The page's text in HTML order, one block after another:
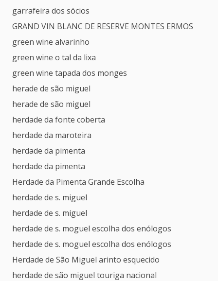
garrafeira dos sócios
GRAND VIN BLANC DE RESERVE MONTES ERMOS
green wine alvarinho
green wine o tal da lixa
green wine tapada dos monges
herade de são miguel
herade de são miguel
herdade da fonte coberta
herdade da maroteira
herdade da pimenta
herdade da pimenta
Herdade da Pimenta Grande Escolha
herdade de s. miguel
herdade de s. miguel
herdade de s. moguel escolha dos enólogos
herdade de s. moguel escolha dos enólogos
Herdade de São Miguel arinto esquecido
herdade de são miguel touriga nacional